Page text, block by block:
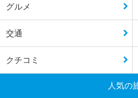
グルメ
交通
クチコミ
人気の